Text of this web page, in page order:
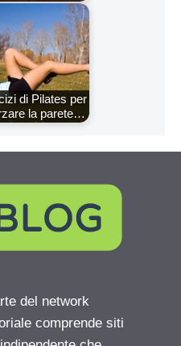
di Pilates per
la parete…
del network
comprende siti